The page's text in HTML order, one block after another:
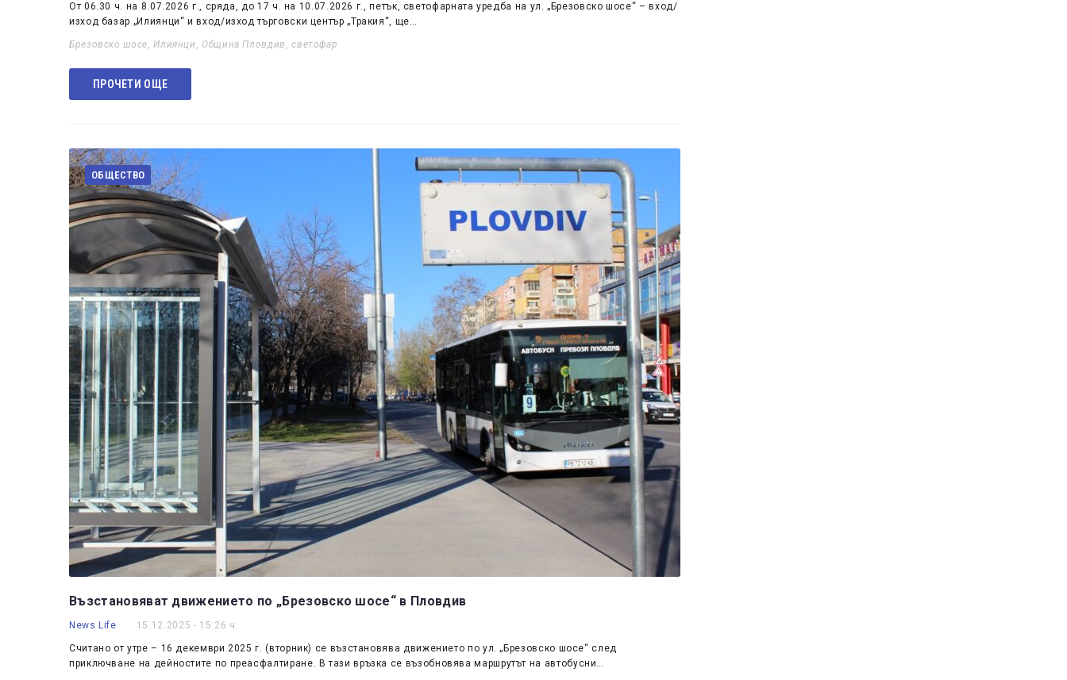
От 06.30 ч. на 8.07.2026 г., сряда, до 17 ч. на 10.07.2026 г., петък, светофарната уредба на ул. „Брезовско шосе“ – вход/
изход базар „Илиянци“ и вход/изход търговски център „Тракия“, ще…
Брезовско шосе,Илиянци , Община Пловдив ,светофар
ПРОЧЕТИ ОЩЕ
ОБЩЕСТВО
Възстановяват движението по „Брезовско шосе“ в Пловдив
News Life 15.12.2025 - 15:26 ч.
Считано от утре – 16 декември 2025 г. (вторник) се възстановява движението по ул. „Брезовско шосе“ след
приключване на дейностите по преасфалтиране. В тази връзка се възобновява маршрутът на автобусни…